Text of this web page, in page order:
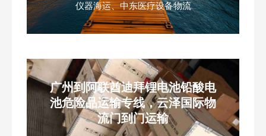
仪器海运、中东医疗设备物流
广州到阿联酋迪拜锂电池铅酸电
池危险品运输专线，云泽国际物
流门到门运输